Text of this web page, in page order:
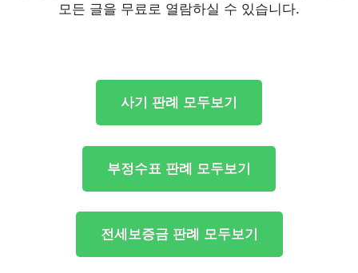
모든 글을 무료로 열람하실 수 있습니다.
사기 판례 모두보기
부정수표 판례 모두보기
전세보증금 판례 모두보기